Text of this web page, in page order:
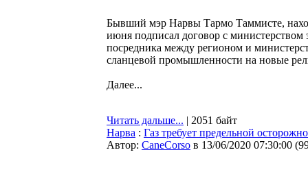
Бывший мэр Нарвы Тармо Таммисте,
июня подписал договор с
посредника между регионом и
сланцевой промышленности на новые
Далее...
Читать дальше... | 2051 байт
Нарва : Газ требует предельной
Автор: CaneCorso в 13/06/2020 07:30:00 (